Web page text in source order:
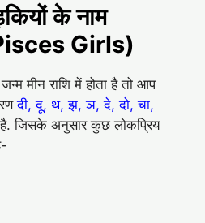
के नाम
Girls)
मीन राशि में होता है तो आप
दी, दू, थ, झ, ञ, दे, दो, चा,
जिसके अनुसार कुछ लोकप्रिय